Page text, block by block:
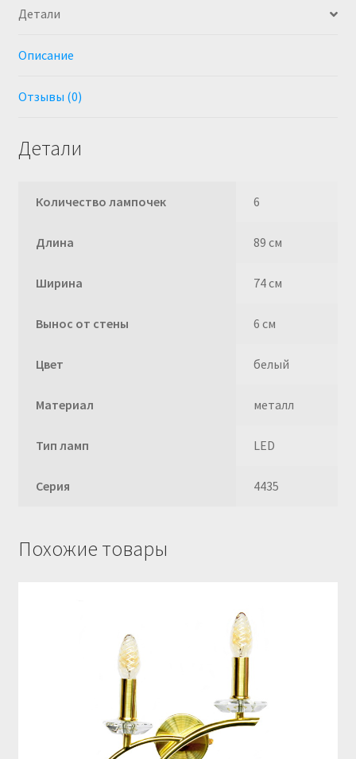
Детали
Описание
Отзывы (0)
Детали
Количество лампочек 6
Длина 89 см
Ширина 74 см
Вынос от стены 6 см
Цвет белый
Материал металл
Тип ламп LED
Серия 4435
Похожие товары